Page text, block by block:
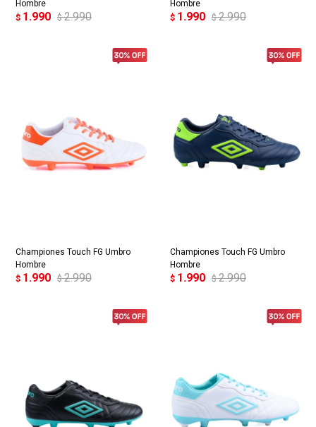
Hombre
$ 1.990 $ 2.990
Hombre
$ 1.990 $ 2.990
Championes Touch FG Umbro
Hombre
$ 1.990 $ 2.990
Championes Touch FG Umbro
Hombre
$ 1.990 $ 2.990